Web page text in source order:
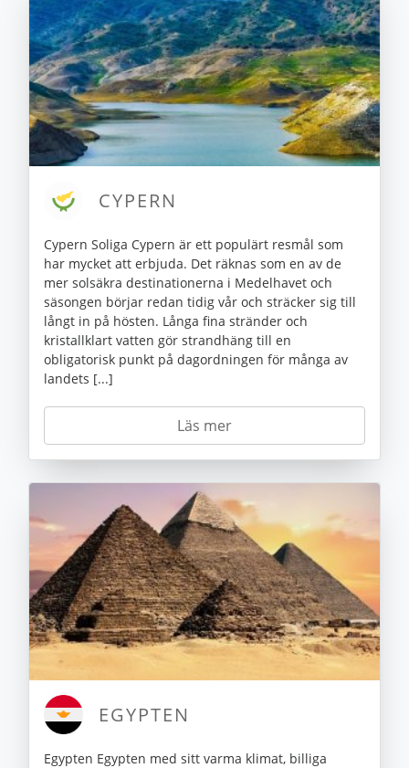
CYPERN
Cypern Soliga Cypern är ett populärt resmål som
har mycket att erbjuda. Det räknas som en av de
mer solsäkra destinationerna i Medelhavet och
säsongen börjar redan tidig vår och sträcker sig till
långt in på hösten. Långa fina stränder och
kristallklart vatten gör strandhäng till en
obligatorisk punkt på dagordningen för många av
landets [...]
Läs mer
EGYPTEN
Egypten Egypten med sitt varma klimat, billiga